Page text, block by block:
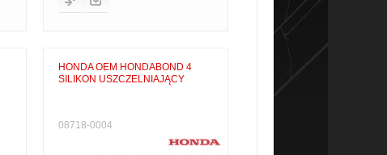
HONDA OEM HONDABOND 4
SILIKON USZCZELNIAJĄCY
08718-0004